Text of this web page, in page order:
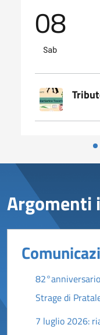
08
Sab
Argomenti
Strage di
7 luglio 2026: